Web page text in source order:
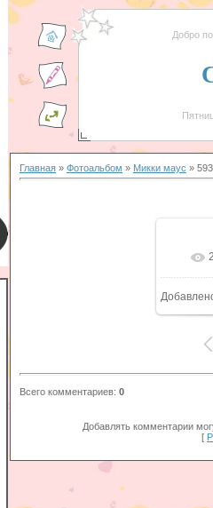
Добро
Главная » Фотоальбом » Микки маус »
Всего комментариев: 0
Добавлять комментарии
[